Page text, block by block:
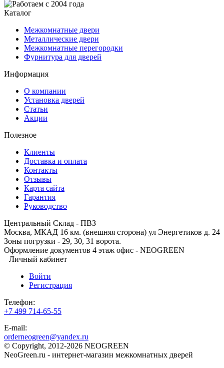
Каталог
Межкомнатные двери
Металлические двери
Межкомнатные перегородки
Фурнитура для дверей
Информация
О компании
Установка дверей
Статьи
Акции
Полезное
Клиенты
Доставка и оплата
Контакты
Отзывы
Карта сайта
Гарантия
Руководство
Центральный Склад - ПВЗ
Москва, МКАД 16 км. (внешняя сторона) ул Энергетиков д. 24
Зоны погрузки - 29, 30, 31 ворота.
Оформление документов 4 этаж офис - NEOGREEN
Личный кабинет
Войти
Регистрация
Телефон:
+7 499 714-65-55
E-mail:
orderneogreen@yandex.ru
© Copyright, 2012-2026 NEOGREEN
NeoGreen.ru - интернет-магазин межкомнатных дверей